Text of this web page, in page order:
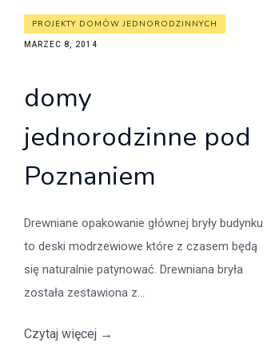
PROJEKTY DOMÓW JEDNORODZINNYCH
MARZEC 8, 2014
domy
jednorodzinne pod
Poznaniem
Drewniane opakowanie głównej bryły budynku
to deski modrzewiowe które z czasem będą
się naturalnie patynować. Drewniana bryła
została zestawiona z...
Czytaj więcej →